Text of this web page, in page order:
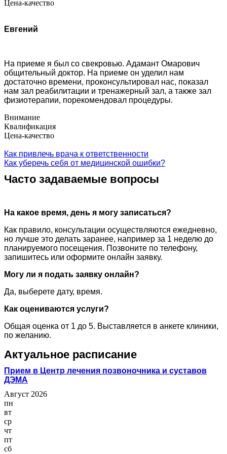
Цена-качество
Евгений
На приеме я был со свекровью. Адамант Омарович
общительный доктор. На приеме он уделил нам
достаточно времени, проконсультировал нас, показал
нам зал реабилитации и тренажерный зал, а также зал
физиотерапии, порекомендовал процедуры.
Внимание
Квалификация
Цена-качество
Как привлечь врача к ответственности
Как уберечь себя от медицинской ошибки?
Часто задаваемые вопросы
На какое время, день я могу записаться?
Как правило, консультации осуществляются ежедневно,
но лучше это делать заранее, например за 1 неделю до
планируемого посещения. Позвоните по телефону,
запишитесь или оформите онлайн заявку.
Могу ли я подать заявку онлайн?
Да, выберете дату, время.
Как оцениваются услуги?
Общая оценка от 1 до 5. Выставляется в анкете клиники,
по желанию.
Актуальное расписание
Прием в Центр лечения позвоночника и суставов
ДЭМА
Август 2026
пн
вт
ср
чт
пт
сб